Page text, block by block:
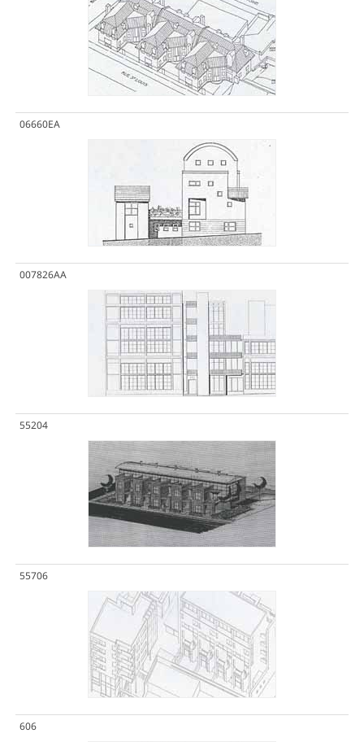
06660EA
007826AA
55204
55706
606